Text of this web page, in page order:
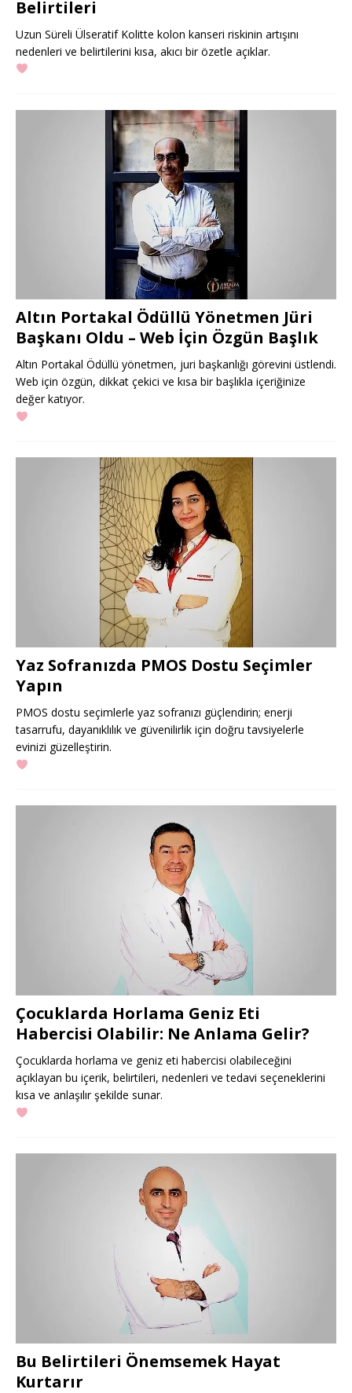
Belirtileri
Uzun Süreli Ülseratif Kolitte kolon kanseri riskinin artışını
nedenleri ve belirtilerini kısa, akıcı bir özetle açıklar.
Altın Portakal Ödüllü Yönetmen Jüri
Başkanı Oldu – Web İçin Özgün Başlık
Altın Portakal Ödüllü yönetmen, juri başkanlığı görevini üstlendi.
Web için özgün, dikkat çekici ve kısa bir başlıkla içeriğinize
değer katıyor.
Yaz Sofranızda PMOS Dostu Seçimler
Yapın
PMOS dostu seçimlerle yaz sofranızı güçlendirin; enerji
tasarrufu, dayanıklılık ve güvenilirlik için doğru tavsiyelerle
evinizi güzelleştirin.
Çocuklarda Horlama Geniz Eti
Habercisi Olabilir: Ne Anlama Gelir?
Çocuklarda horlama ve geniz eti habercisi olabileceğini
açıklayan bu içerik, belirtileri, nedenleri ve tedavi seçeneklerini
kısa ve anlaşılır şekilde sunar.
Bu Belirtileri Önemsemek Hayat
Kurtarır